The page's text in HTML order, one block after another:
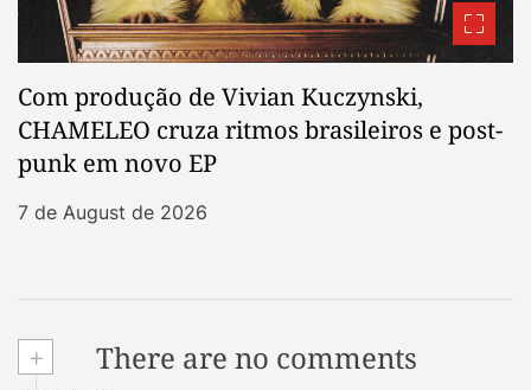
Com produção de Vivian Kuczynski,
CHAMELEO cruza ritmos brasileiros e post-
punk em novo EP
7 de August de 2026
+ There are no comments